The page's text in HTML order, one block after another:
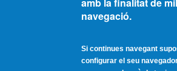
tenir variacions. Consulteu
noticies i comunicats.
navegació.
Si continues navegant
configurar el seu